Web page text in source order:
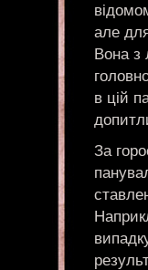
але
Вона з
в цій
За